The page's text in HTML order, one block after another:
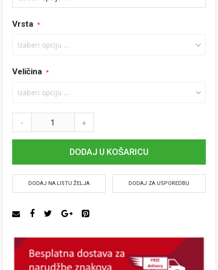
Vrsta
Veličina
- +
DODAJ U KOŠARICU
DODAJ NA LISTU ŽELJA DODAJ ZA USPOREDBU